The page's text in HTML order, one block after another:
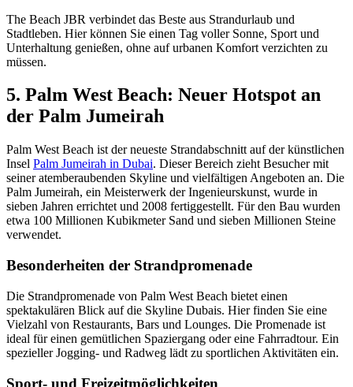
The Beach JBR verbindet das Beste aus Strandurlaub und
Stadtleben. Hier können Sie einen Tag voller Sonne, Sport und
Unterhaltung genießen, ohne auf urbanen Komfort verzichten zu
müssen.
5. Palm West Beach: Neuer Hotspot an
der Palm Jumeirah
Palm West Beach ist der neueste Strandabschnitt auf der künstlichen
Insel Palm Jumeirah in Dubai. Dieser Bereich zieht Besucher mit
seiner atemberaubenden Skyline und vielfältigen Angeboten an. Die
Palm Jumeirah, ein Meisterwerk der Ingenieurskunst, wurde in
sieben Jahren errichtet und 2008 fertiggestellt. Für den Bau wurden
etwa 100 Millionen Kubikmeter Sand und sieben Millionen Steine
verwendet.
Besonderheiten der Strandpromenade
Die Strandpromenade von Palm West Beach bietet einen
spektakulären Blick auf die Skyline Dubais. Hier finden Sie eine
Vielzahl von Restaurants, Bars und Lounges. Die Promenade ist
ideal für einen gemütlichen Spaziergang oder eine Fahrradtour. Ein
spezieller Jogging- und Radweg lädt zu sportlichen Aktivitäten ein.
Sport- und Freizeitmöglichkeiten